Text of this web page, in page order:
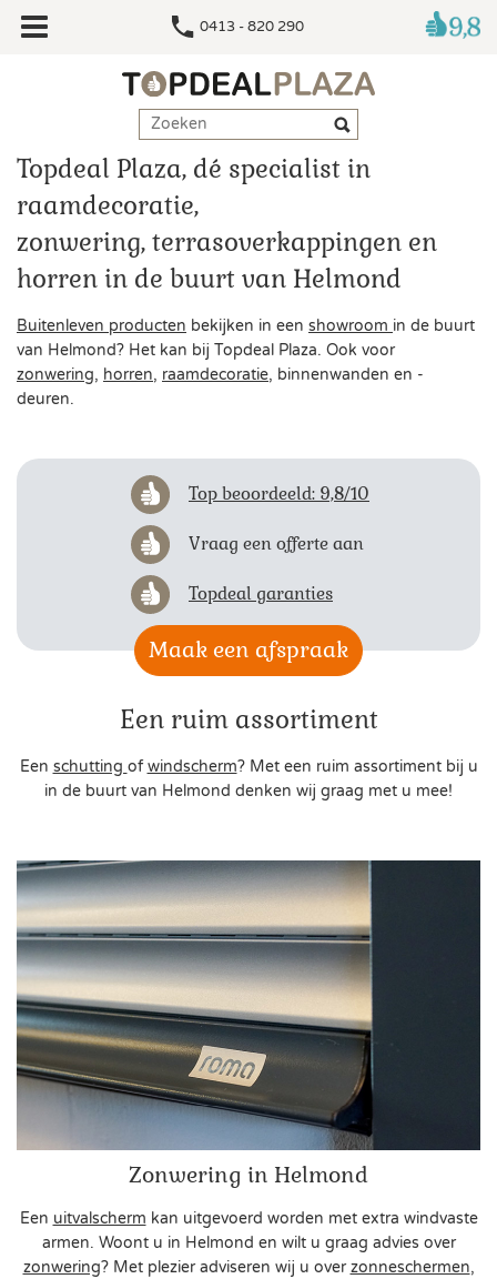
0413 - 820 290
Topdeal Plaza, dé specialist in
raamdecoratie,
zonwering, terrasoverkappingen en
horren in de buurt van Helmond
Buitenleven producten bekijken in een showroom in de buurt
van Helmond? Het kan bij Topdeal Plaza. Ook voor
zonwering, horren, raamdecoratie, binnenwanden en -
deuren.
Top beoordeeld: 9,8/10
Vraag een offerte aan
Topdeal garanties
Maak een afspraak
Een ruim assortiment
Een schutting ofwindscherm? Met een ruim assortiment bij u
in de buurt van Helmond denken wij graag met u mee!
Zonwering in Helmond
Een uitvalscherm kan uitgevoerd worden met extra windvaste
armen. Woont u in Helmond en wilt u graag advies over
zonwering? Met plezier adviseren wij u overzonneschermen,